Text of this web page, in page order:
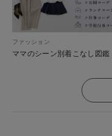
ファッション
ママのシーン別着こなし図鑑